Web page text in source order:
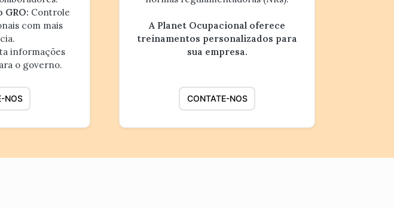
Controle
com mais
informações
o governo.
NOS
A Planet Ocupacional oferece
treinamentos personalizados para
sua empresa.
CONTATE-NOS